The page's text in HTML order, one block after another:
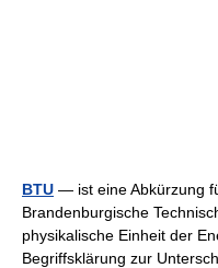
BTU — ist eine Abkürzung
Brandenburgische
physikalische Einheit der
Begriffsklärung zur